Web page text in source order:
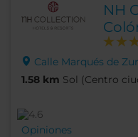
NH
Calle Marqués de
1.58 km Sol (Centro
Opiniones